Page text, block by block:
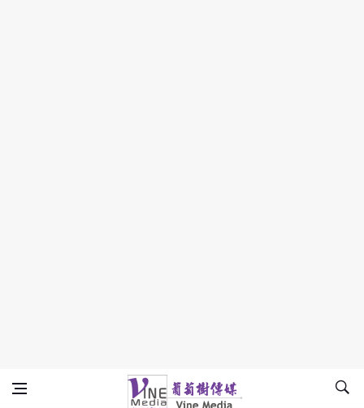
末世求生術
Vine Media
葡萄樹傳媒